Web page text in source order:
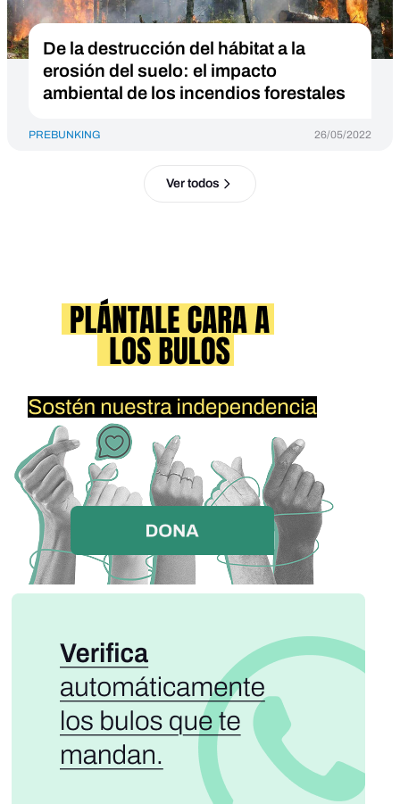
De la destrucción del hábitat a la
erosión del suelo: el impacto
ambiental de los incendios forestales
PREBUNKING 26/05/2022
Ver todos